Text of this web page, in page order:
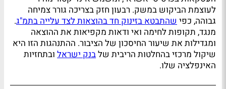
לעוצמת הביקוש במשק. רבעון חזק בצריכה גורר צמיחה
גבוהה, כפישהתבטא בזינוק חד בהוצאות לצד עלייה בתמ"ג.
מנגד, תקופות לחימה ואי ודאות מקפיאות את ההוצאה
ומגדילות את שיעור החיסכון של הציבור. ההתנהגות הזו היא
שיקול מרכזי בהחלטות הריבית שלבנק ישראל ובתחזיות
האינפלציה שלו.